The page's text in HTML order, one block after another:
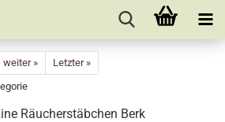
weiter »
Letzter »
Räucherstäbchen Berk